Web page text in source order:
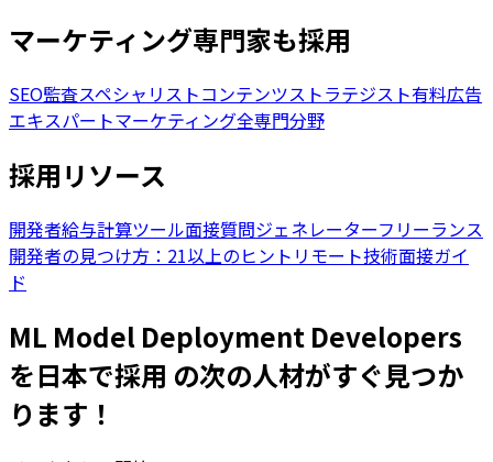
マーケティング専門家も採用
SEO監査スペシャリストコンテンツストラテジスト有料広告
エキスパートマーケティング全専門分野
採用リソース
開発者給与計算ツール面接質問ジェネレーターフリーランス
開発者の見つけ方：21以上のヒント リモート技術面接ガイ
ド
ML Model Deployment Developers
を日本で採用 の次の人材がすぐ見つか
ります！